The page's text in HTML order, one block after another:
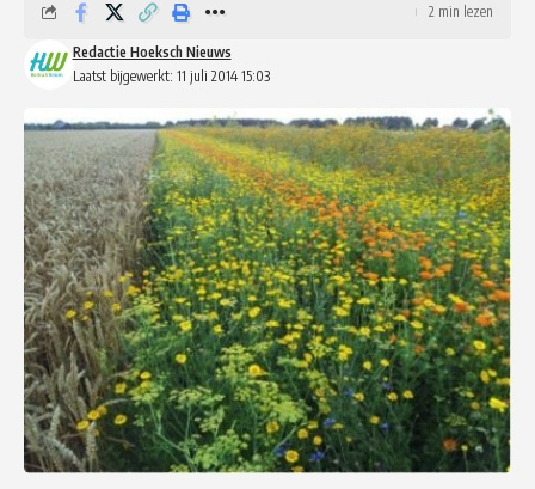
Laatst bijgewerkt: 11 juli 2014 15:03
Redactie Hoeksch Nieuws
2 min lezen